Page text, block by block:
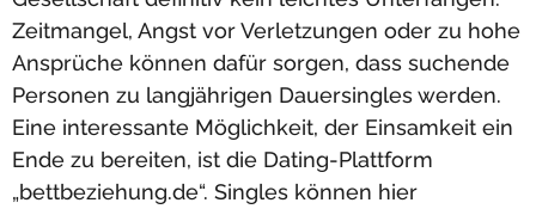
Zeitmangel, Angst vor Verletzungen oder zu hohe
Ansprüche können dafür sorgen, dass suchende
Personen zu langjährigen Dauersingles werden.
Eine interessante Möglichkeit, der Einsamkeit ein
Ende zu bereiten, ist die Dating-Plattform
„bettbeziehung.de“. Singles können hier